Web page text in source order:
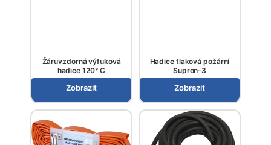
Žáruvzdorná výfuková
hadice 120° C
Zobrazit
Hadice tlaková požární
Supron-3
Zobrazit